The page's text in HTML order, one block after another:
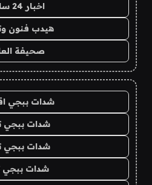
اخبار 24 ساعة
هيدب فنون
صحيفة
شدات ببجي
شدات ببجي
شدات ببجي
شدات ببجي